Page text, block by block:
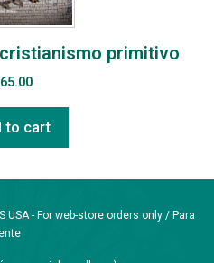
primitivo
65.00
to cart
USA - For web-store orders only / Para